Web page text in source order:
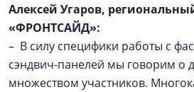
Алексей Угаров,
«ФРОНТСАЙД»:
– В силу специфики работы с
сэндвич-панелей мы говорим о
множеством участников.